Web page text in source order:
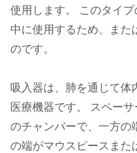
使用します。 このタイ
中に使用するため、また
のです。
吸入器は、肺を通じて体
医療機器です。 スペー
のチャンバーで、一方の
の端がマウスピースまた